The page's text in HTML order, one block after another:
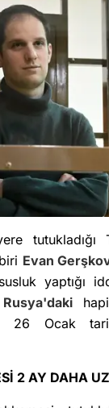
Evan
yaptığı
Rusya'daki
26 Ocak
2 AY DAHA